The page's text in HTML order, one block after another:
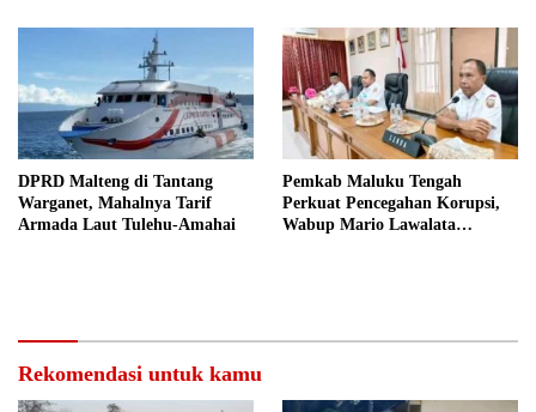
DPRD Malteng di Tantang
Warganet, Mahalnya Tarif
Armada Laut Tulehu-Amahai
Pemkab Maluku Tengah
Perkuat Pencegahan Korupsi,
Wabup Mario Lawalata
Rekomendasi untuk kamu